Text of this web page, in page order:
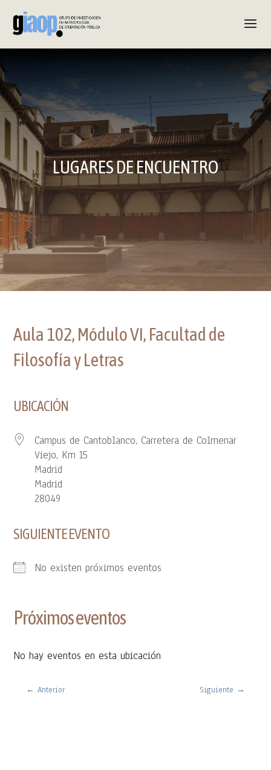
LUGARES DE ENCUENTRO
Aula 102, Módulo VI, Facultad de
Filosofía y Letras
UBICACIÓN
Campus de Cantoblanco, Carretera de Colmenar
Viejo, Km 15
Madrid
Madrid
28049
SIGUIENTE EVENTO
No existen próximos eventos
Próximos eventos
No hay eventos en esta ubicación
← Anterior Siguiente →